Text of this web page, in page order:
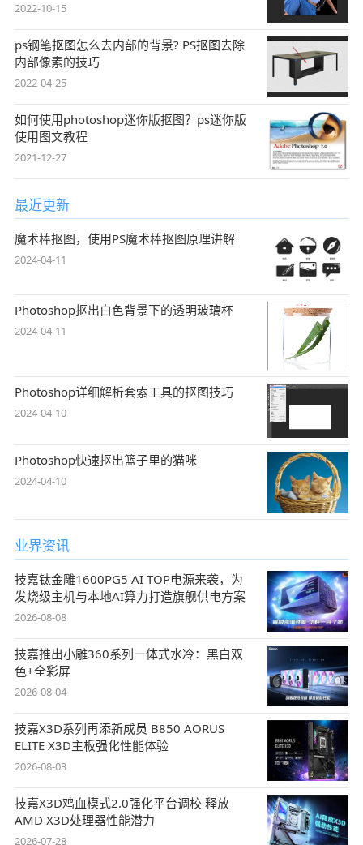
2022-10-15
ps钢笔抠图怎么去内部的背景? PS抠图去除
内部像素的技巧
2022-04-25
如何使用photoshop迷你版抠图？ps迷你版
使用图文教程
2021-12-27
最近更新
魔术棒抠图，使用PS魔术棒抠图原理讲解
2024-04-11
Photoshop抠出白色背景下的透明玻璃杯
2024-04-11
Photoshop详细解析套索工具的抠图技巧
2024-04-10
Photoshop快速抠出篮子里的猫咪
2024-04-10
业界资讯
技嘉钛金雕1600PG5 AI TOP电源来袭，为
发烧级主机与本地AI算力打造旗舰供电方案
2026-08-08
技嘉推出小雕360系列一体式水冷：黑白双
色+全彩屏
2026-08-04
技嘉X3D系列再添新成员 B850 AORUS
ELITE X3D主板强化性能体验
2026-08-03
技嘉X3D鸡血模式2.0强化平台调校 释放
AMD X3D处理器性能潜力
2026-07-28